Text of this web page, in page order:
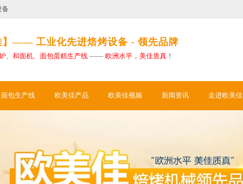
】—— 工业化先进焙烤设备 - 领先品牌
、和面机、面包蛋糕生产线 —— 欧洲水平，美佳质真 ！
面包生产线 欧美佳产品 欧美佳视频 新闻资讯 走进欧美佳